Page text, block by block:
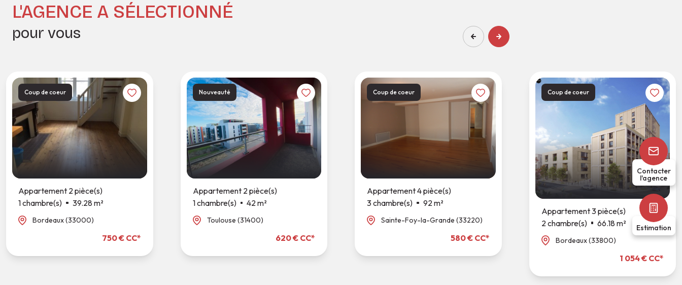
L'AGENCE A SÉLECTIONNÉ
pour vous
Coup de coeur
Appartement 2 pièce(s)
1 chambre(s)
39.28 m²
Bordeaux (33000)
750 € CC*
Nouveauté
Appartement 2 pièce(s)
1 chambre(s)
42 m²
Toulouse (31400)
620 € CC*
Coup de coeur
Appartement 4 pièce(s)
3 chambre(s)
92 m²
Sainte-Foy-la-Grande (33220)
580 € CC*
Coup de coeur
Appartement 3 pièce(s)
2 chambre(s)
66.18 m²
Bordeaux (33800)
1 054 € CC*
Contacter
l'agence
Estimation